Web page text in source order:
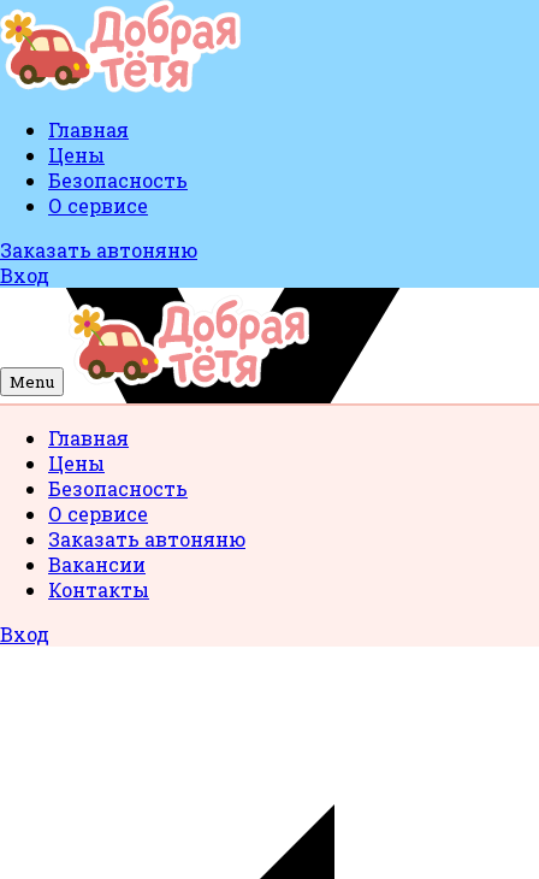
Главная
Цены
Безопасность
О сервисе
Заказать автоняню
Вход
Menu
Главная
Цены
Безопасность
О сервисе
Заказать автоняню
Вакансии
Контакты
Вход